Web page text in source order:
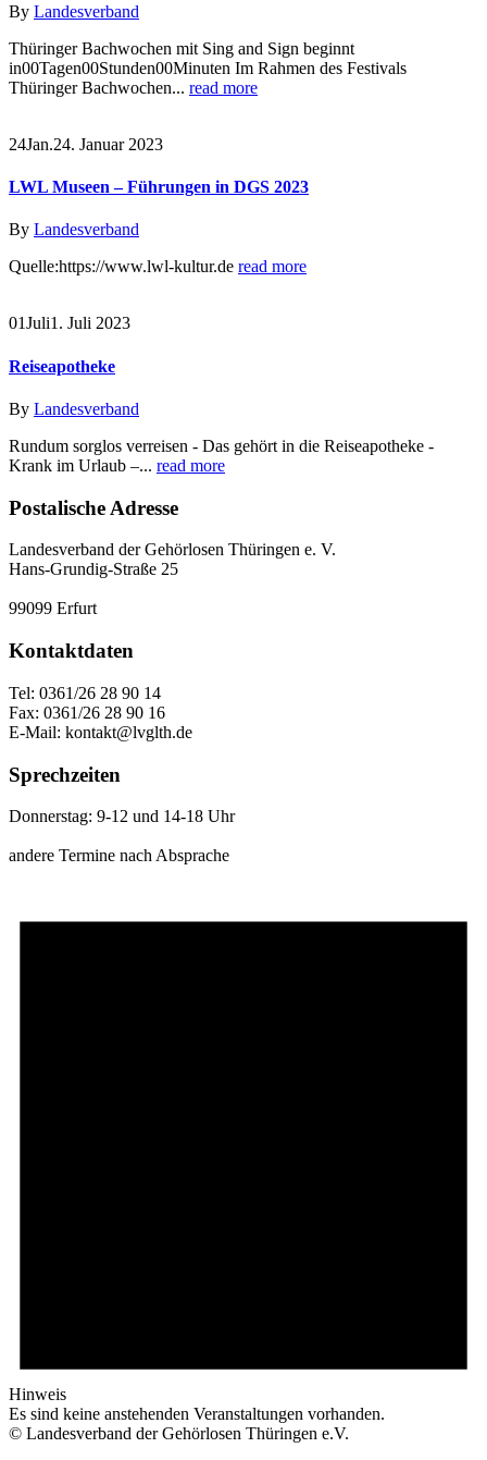
By Landesverband
Thüringer Bachwochen mit Sing and Sign beginnt
in00Tagen00Stunden00Minuten Im Rahmen des Festivals
Thüringer Bachwochen... read more
24Jan.24. Januar 2023
LWL Museen – Führungen in DGS 2023
By Landesverband
Quelle:https://www.lwl-kultur.de read more
01Juli1. Juli 2023
Reiseapotheke
By Landesverband
Rundum sorglos verreisen - Das gehört in die Reiseapotheke -
Krank im Urlaub –... read more
Postalische Adresse
Landesverband der Gehörlosen Thüringen e. V.
Hans-Grundig-Straße 25
99099 Erfurt
Kontaktdaten
Tel: 0361/26 28 90 14
Fax: 0361/26 28 90 16
E-Mail: kontakt@lvglth.de
Sprechzeiten
Donnerstag: 9-12 und 14-18 Uhr
andere Termine nach Absprache
Hinweis
Es sind keine anstehenden Veranstaltungen vorhanden.
© Landesverband der Gehörlosen Thüringen e.V.